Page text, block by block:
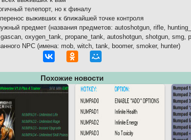
телепорт, но к финалу
выживших к ближайшей точке контроля
предмет (названия предметов: autoshotgun, rifle,
oxygen_tank, propane_tank, autoshotgun, shotgun, smg,
NPC (имена: mob, witch, tank, boomer, smoker, hunter)
Похожие новости